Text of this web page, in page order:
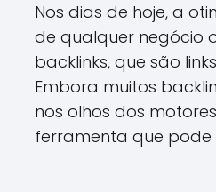
Nos dias de hoje, a
de qualquer negócio
backlinks, que são
Embora muitos
nos olhos dos
ferramenta que pode